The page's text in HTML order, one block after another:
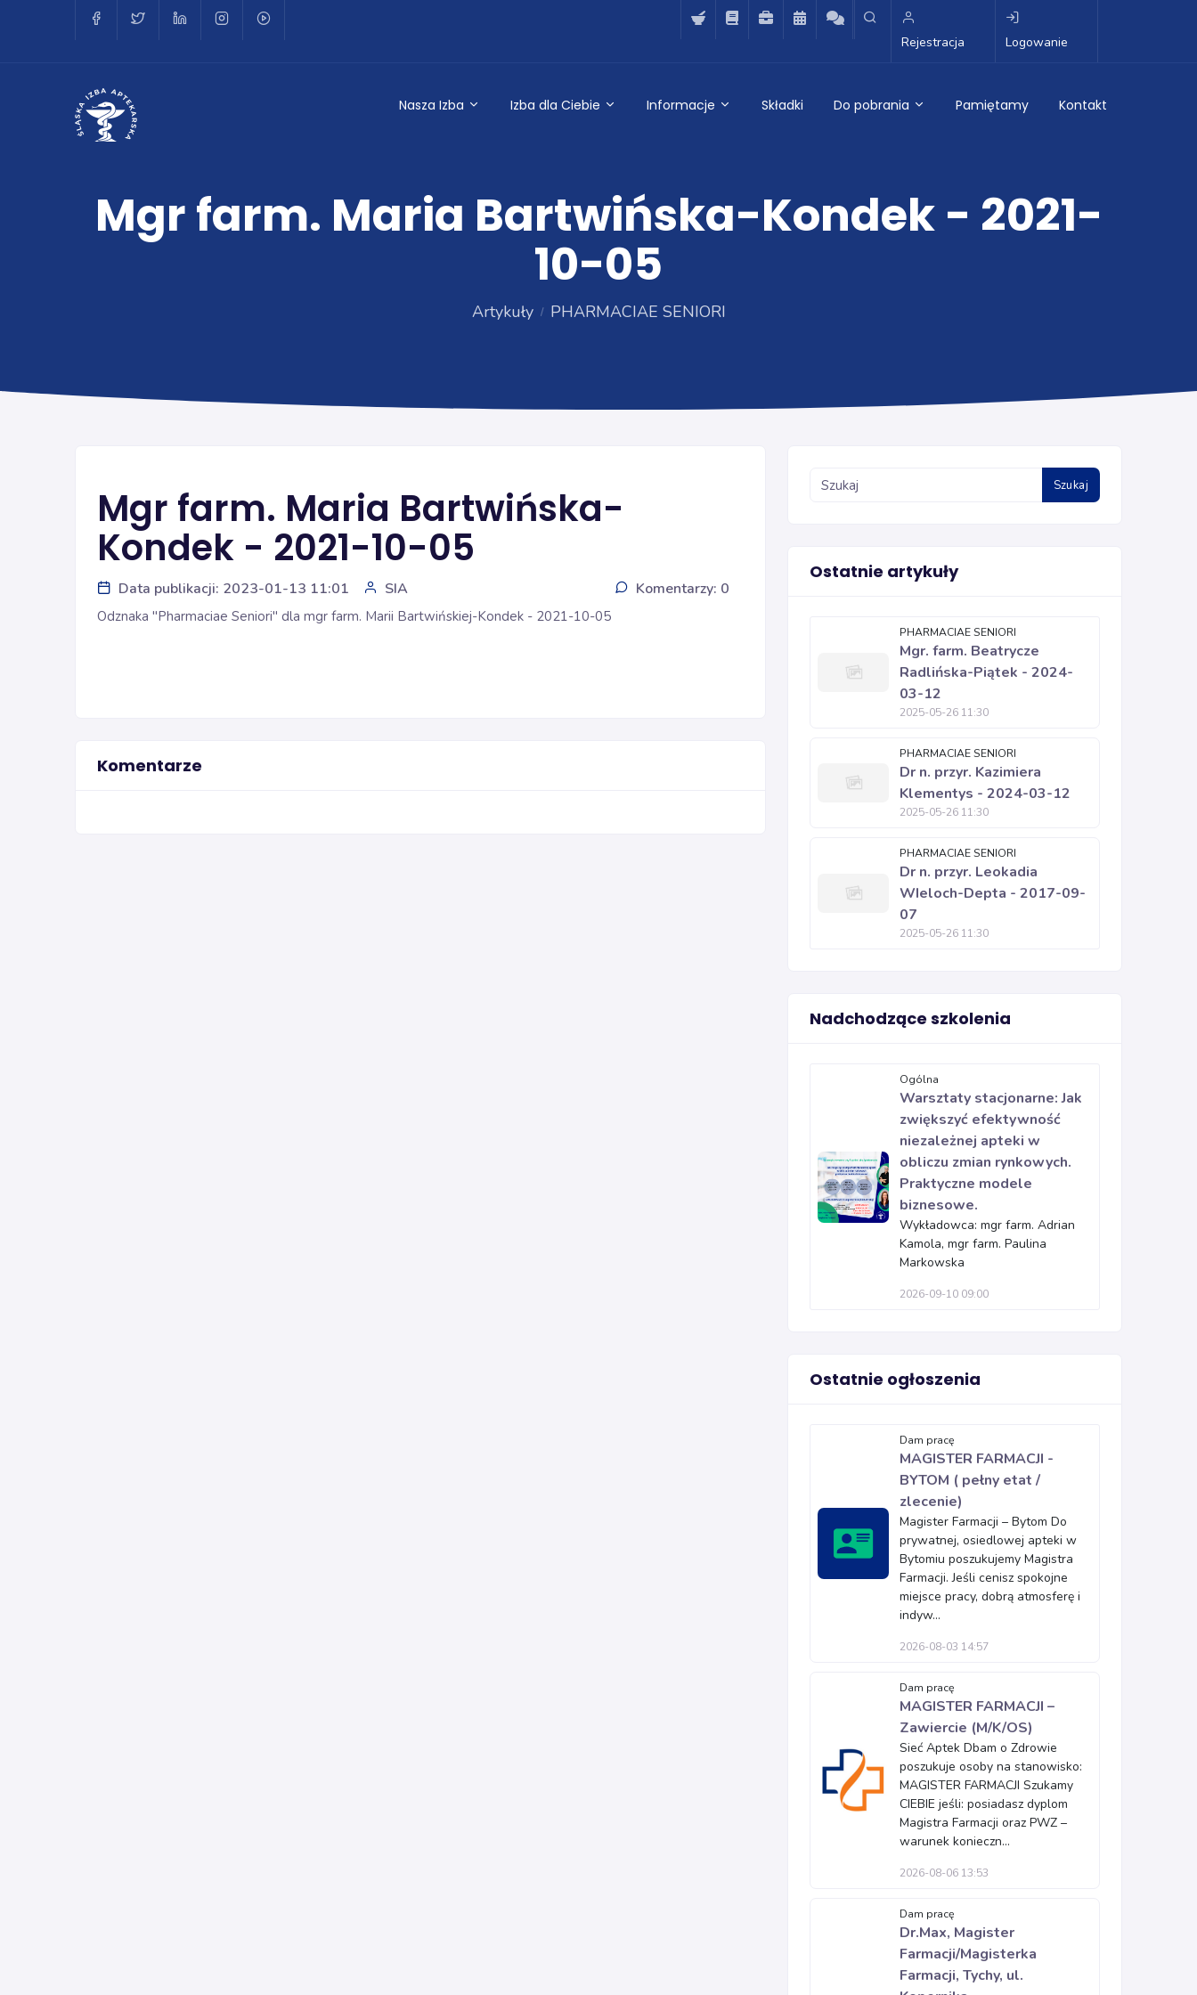
Rejestracja Logowanie
Nasza Izba Izba dla Ciebie Informacje Składki Do pobrania Pamiętamy Kontakt
Mgr farm. Maria Bartwińska-Kondek - 2021-
10-05
Artykuły PHARMACIAE SENIORI
Mgr farm. Maria Bartwińska-
Kondek - 2021-10-05
Data publikacji: 2023-01-13 11:01 SIA Komentarzy: 0
Odznaka "Pharmaciae Seniori" dla mgr farm. Marii Bartwińskiej-Kondek - 2021-10-05
Komentarze
Szukaj
Ostatnie artykuły
PHARMACIAE SENIORI
Mgr. farm. Beatrycze
Radlińska-Piątek - 2024-
03-12
2025-05-26 11:30
PHARMACIAE SENIORI
Dr n. przyr. Kazimiera
Klementys - 2024-03-12
2025-05-26 11:30
PHARMACIAE SENIORI
Dr n. przyr. Leokadia
WIeloch-Depta - 2017-09-
07
2025-05-26 11:30
Nadchodzące szkolenia
Ogólna
Warsztaty stacjonarne: Jak
zwiększyć efektywność
niezależnej apteki w
obliczu zmian rynkowych.
Praktyczne modele
biznesowe.
Wykładowca: mgr farm. Adrian
Kamola, mgr farm. Paulina
Markowska
2026-09-10 09:00
Ostatnie ogłoszenia
Dam pracę
MAGISTER FARMACJI -
BYTOM ( pełny etat /
zlecenie)
Magister Farmacji – Bytom Do
prywatnej, osiedlowej apteki w
Bytomiu poszukujemy Magistra
Farmacji. Jeśli cenisz spokojne
miejsce pracy, dobrą atmosferę i
indyw...
2026-08-03 14:57
Dam pracę
MAGISTER FARMACJI –
Zawiercie (M/K/OS)
Sieć Aptek Dbam o Zdrowie
poszukuje osoby na stanowisko:
MAGISTER FARMACJI Szukamy
CIEBIE jeśli: posiadasz dyplom
Magistra Farmacji oraz PWZ –
warunek konieczn...
2026-08-06 13:53
Dam pracę
Dr.Max, Magister
Farmacji/Magisterka
Farmacji, Tychy, ul.